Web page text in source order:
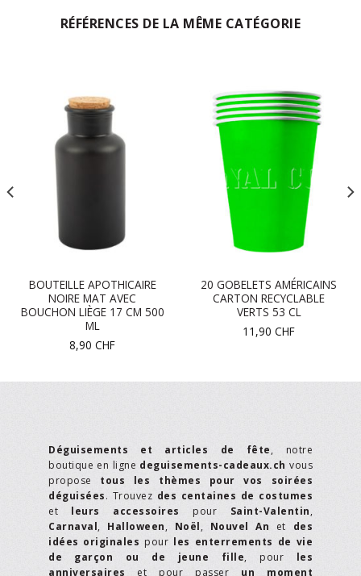
RÉFÉRENCES DE LA MÊME CATÉGORIE
BOUTEILLE APOTHICAIRE
NOIRE MAT AVEC
BOUCHON LIÈGE 17 CM 500
ML
8,90 CHF
20 GOBELETS AMÉRICAINS
CARTON RECYCLABLE
VERTS 53 CL
11,90 CHF
Déguisements et articles de fête, notre
boutique en ligne deguisements-cadeaux.ch vous
propose tous les thèmes pour vos soirées
déguisées. Trouvez des centaines de costumes
et leurs accessoires pour Saint-Valentin,
Carnaval, Halloween, Noël, Nouvel An et des
idées originales pour les enterrements de vie
de garçon ou de jeune fille, pour les
anniversaires et pour passer un moment